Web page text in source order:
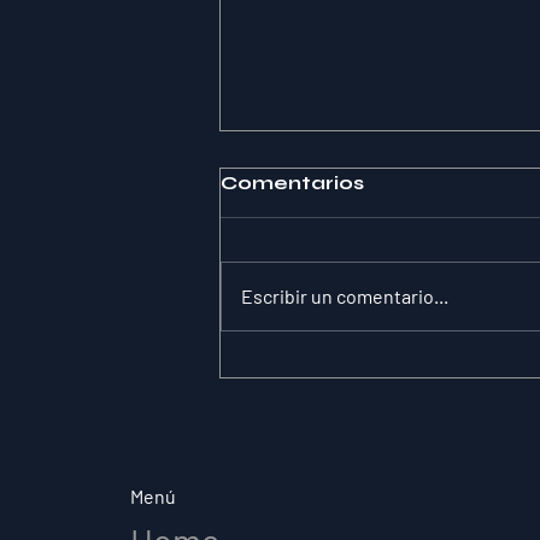
Comentarios
Escribir un comentario...
Menú